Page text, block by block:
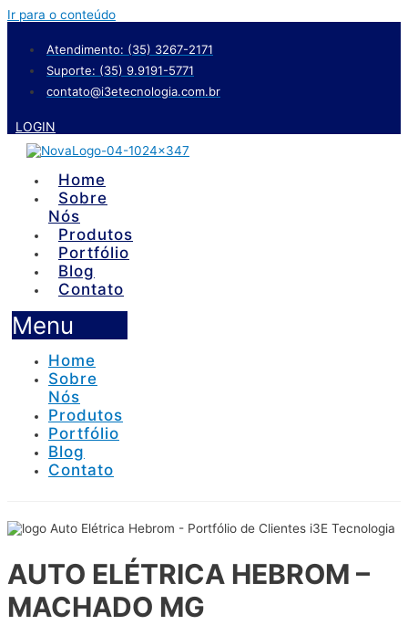
Ir para o conteúdo
Atendimento: (35) 3267-2171
Suporte: (35) 9.9191-5771
contato@i3etecnologia.com.br
LOGIN
Home
Sobre
Nós
Produtos
Portfólio
Blog
Contato
Menu
Home
Sobre
Nós
Produtos
Portfólio
Blog
Contato
AUTO ELÉTRICA HEBROM –
MACHADO MG